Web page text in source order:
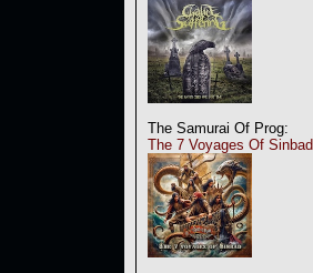
The Samurai Of Prog:
The 7 Voyages Of Sinbad